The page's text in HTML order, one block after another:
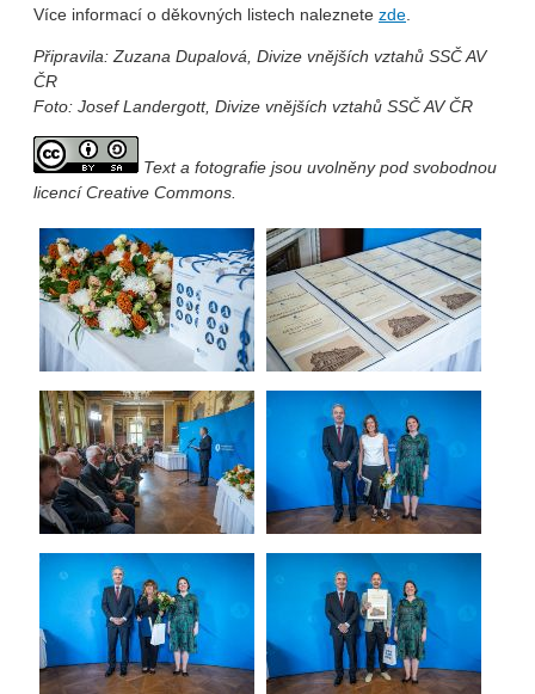
Více informací o děkovných listech naleznete zde.
Připravila: Zuzana Dupalová, Divize vnějších vztahů SSČ AV
ČR
Foto: Josef Landergott, Divize vnějších vztahů SSČ AV ČR
Text a fotografie jsou uvolněny pod svobodnou
licencí Creative Commons.